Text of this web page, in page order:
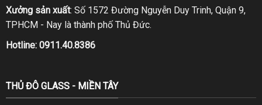
Xưởng sản xuất: Số 1572 Đường Nguyễn Duy Trinh, Quận 9,
TPHCM - Nay là thành phố Thủ Đức.
Hotline: 0911.40.8386
THỦ ĐÔ GLASS - MIỀN TÂY